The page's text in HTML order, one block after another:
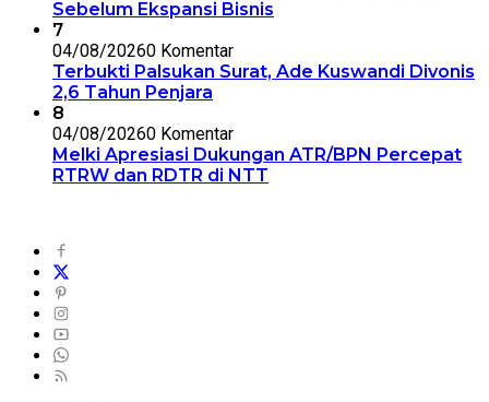
Sebelum Ekspansi Bisnis
7
04/08/20260 Komentar
Terbukti Palsukan Surat, Ade Kuswandi Divonis
2,6 Tahun Penjara
8
04/08/20260 Komentar
Melki Apresiasi Dukungan ATR/BPN Percepat
RTRW dan RDTR di NTT